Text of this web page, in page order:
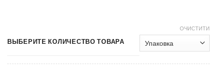
ВЫБЕРИТЕ КОЛИЧЕСТВО ТОВАРА
ОЧИСТИТИ